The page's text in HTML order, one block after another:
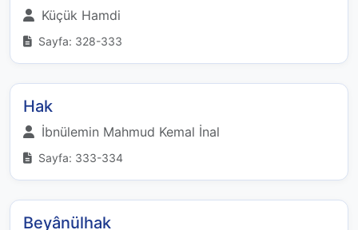
Küçük Hamdi
Sayfa: 328-333
Hak
İbnülemin Mahmud Kemal İnal
Sayfa: 333-334
Beyânülhak